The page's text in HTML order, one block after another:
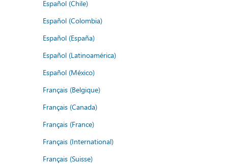
Español (Chile)
Español (Colombia)
Español (España)
Español (Latinoamérica)
Español (México)
Français (Belgique)
Français (Canada)
Français (France)
Français (International)
Français (Suisse)